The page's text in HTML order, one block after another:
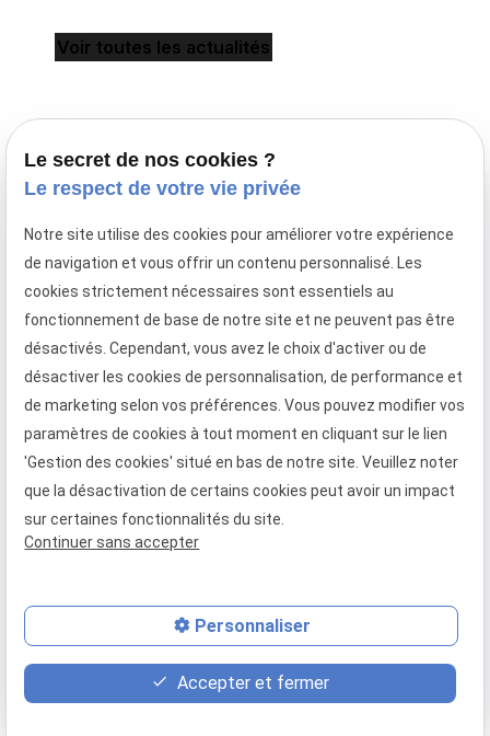
Voir toutes les actualités
Avocat en droit de la famille à Paris,
le cabinet Maître Laurence MAYER intervient en
France et en droit familial international.
Téléphone
01 88 24 37 13
Adresse Horaires
09:00 -
13:00/14:00
- 19:00
Lundi -
Vendredi
place
Plan d'accès
contact_page
Contact
phone
01 88 24 37 13
Le secret de nos cookies ?
Le respect de votre vie privée
Notre site utilise des cookies pour améliorer votre expérience
de navigation et vous offrir un contenu personnalisé. Les
cookies strictement nécessaires sont essentiels au
fonctionnement de base de notre site et ne peuvent pas être
désactivés. Cependant, vous avez le choix d'activer ou de
désactiver les cookies de personnalisation, de performance et
de marketing selon vos préférences. Vous pouvez modifier vos
paramètres de cookies à tout moment en cliquant sur le lien
'Gestion des cookies' situé en bas de notre site. Veuillez noter
que la désactivation de certains cookies peut avoir un impact
sur certaines fonctionnalités du site.
Continuer sans accepter
Personnaliser
Accepter et fermer